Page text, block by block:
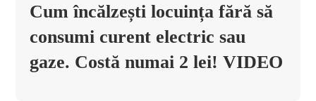
Cum încălzești locuința fără să
consumi curent electric sau
gaze. Costă numai 2 lei! VIDEO